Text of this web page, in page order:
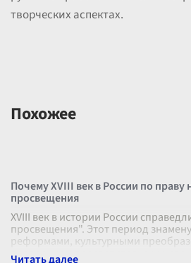
творческих аспектах.
Похожее
Почему XVIII век в России по праву
просвещения
XVIII век в истории России
просвещения". Этот период
реформами, культурными
внедрением просветительских иде